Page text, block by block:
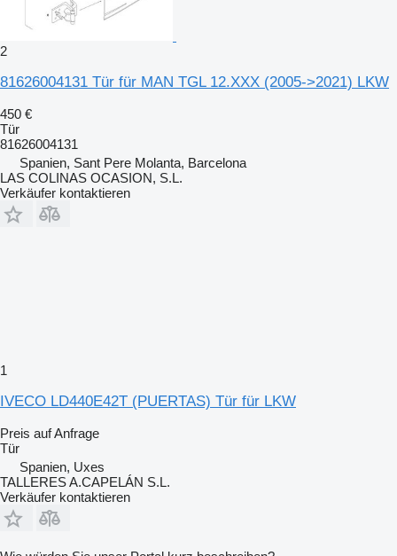
2
81626004131 Tür für MAN TGL 12.XXX (2005->2021) LKW
450 €
Tür
81626004131
Spanien, Sant Pere Molanta, Barcelona
LAS COLINAS OCASION, S.L.
Verkäufer kontaktieren
1
IVECO LD440E42T (PUERTAS) Tür für LKW
Preis auf Anfrage
Tür
Spanien, Uxes
TALLERES A.CAPELÁN S.L.
Verkäufer kontaktieren